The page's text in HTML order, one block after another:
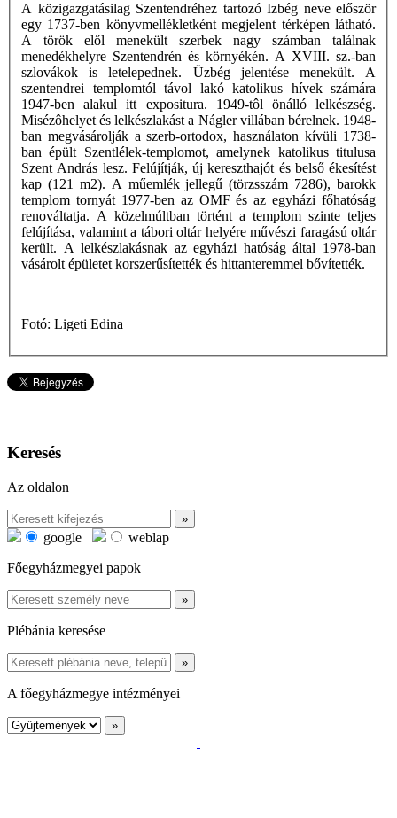
A közigazgatásilag Szentendréhez tartozó Izbég neve először
egy 1737-ben könyvmellékletként megjelent térképen látható.
A török elől menekült szerbek nagy számban találnak
menedékhelyre Szentendrén és környékén. A XVIII. sz.-ban
szlovákok is letelepednek. Üzbég jelentése menekült. A
szentendrei templomtól távol lakó katolikus hívek számára
1947-ben alakul itt expositura. 1949-tôl önálló lelkészség.
Misézôhelyet és lelkészlakást a Nágler villában bérelnek. 1948-
ban megvásárolják a szerb-ortodox, használaton kívüli 1738-
ban épült Szentlélek-templomot, amelynek katolikus titulusa
Szent András lesz. Felújítják, új kereszthajót és belső ékesítést
kap (121 m2). A műemlék jellegű (törzsszám 7286), barokk
templom tornyát 1977-ben az OMF és az egyházi főhatóság
renováltatja. A közelmúltban történt a templom szinte teljes
felújítása, valamint a tábori oltár helyére művészi faragású oltár
került. A lelkészlakásnak az egyházi hatóság által 1978-ban
vásárolt épületet korszerűsítették és hittanteremmel bővítették.
Fotó: Ligeti Edina
Keresés
Az oldalon
google
weblap
Főegyházmegyei papok
Plébánia keresése
A főegyházmegye intézményei